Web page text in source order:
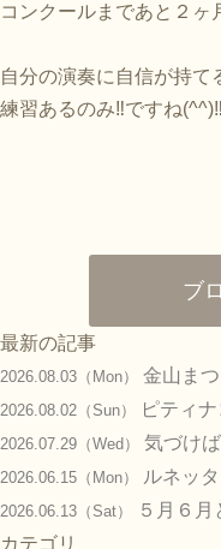
コンクールまであと２ヶ
自分の演奏に自信が持て
練習あるのみ‼︎ですね(^^)‼︎
ブ
最新の記事
2026.08.03（Mon） 金山まつ
2026.08.02（Sun） ピティ
2026.07.29（Wed） 気づけ
2026.06.15（Mon） ルネッ
2026.06.13（Sat）
５月６
カテゴリ